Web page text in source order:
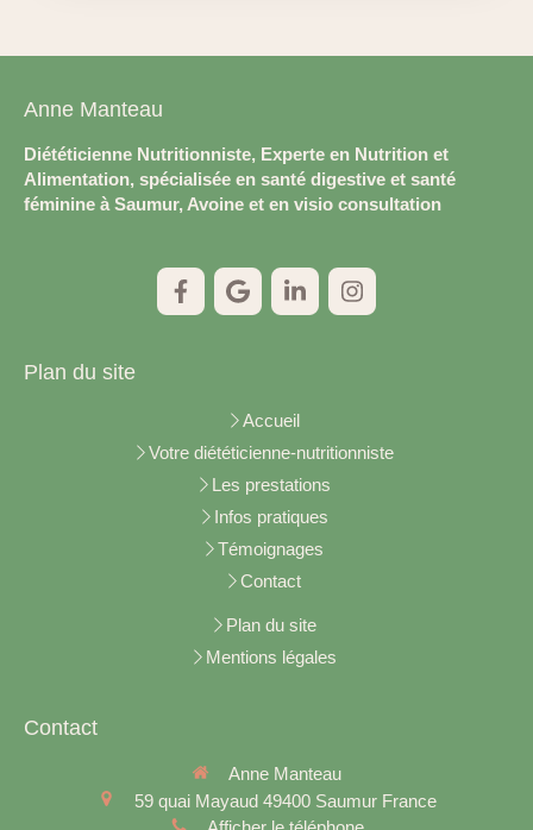
Anne Manteau
Diététicienne Nutritionniste, Experte en Nutrition et
Alimentation, spécialisée en santé digestive et santé
féminine à Saumur, Avoine et en visio consultation
Plan du site
Accueil
Votre diététicienne-nutritionniste
Les prestations
Infos pratiques
Témoignages
Contact
Plan du site
Mentions légales
Contact
Anne Manteau
59 quai Mayaud 49400 Saumur France